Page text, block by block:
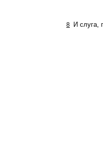
8 И слуга,